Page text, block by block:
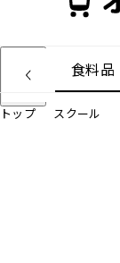
食料品
トップ スクール